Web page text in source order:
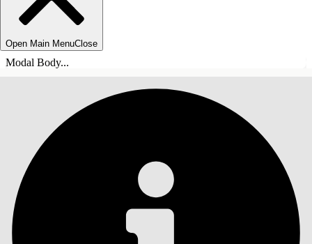
Open Main MenuClose
Modal Body...
INHALT